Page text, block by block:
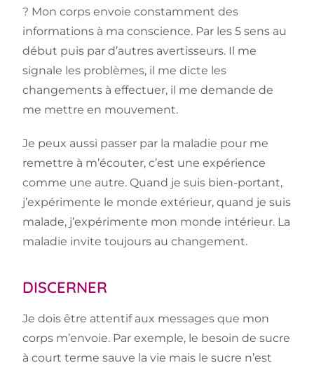
? Mon corps envoie constamment des
informations à ma conscience. Par les 5 sens au
début puis par d’autres avertisseurs. Il me
signale les problèmes, il me dicte les
changements à effectuer, il me demande de
me mettre en mouvement.
Je peux aussi passer par la maladie pour me
remettre à m’écouter, c’est une expérience
comme une autre. Quand je suis bien-portant,
j’expérimente le monde extérieur, quand je suis
malade, j’expérimente mon monde intérieur. La
maladie invite toujours au changement.
DISCERNER
Je dois être attentif aux messages que mon
corps m’envoie. Par exemple, le besoin de sucre
à court terme sauve la vie mais le sucre n’est